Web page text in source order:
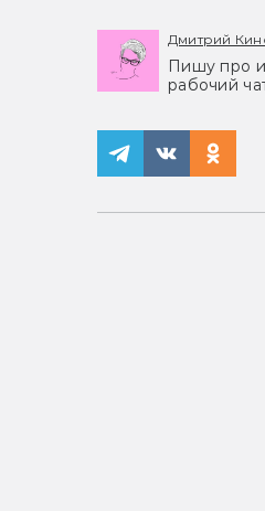
Дмитрий
Пишу про
рабочий